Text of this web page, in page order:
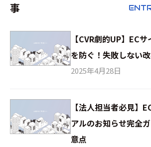
事
【CVR劇的UP】EC
を防ぐ！失敗しない
2025年4月28日
【法人担当者必見】
アルのお知らせ完全
意点